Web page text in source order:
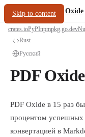
Skip to content
oxide.fyi/PDF Oxide
crates.ioPyPInpmpkg.go.dev
Rust
Русский
PDF
PDF Oxide в 15 раз
процентом успешных
конвертацией в